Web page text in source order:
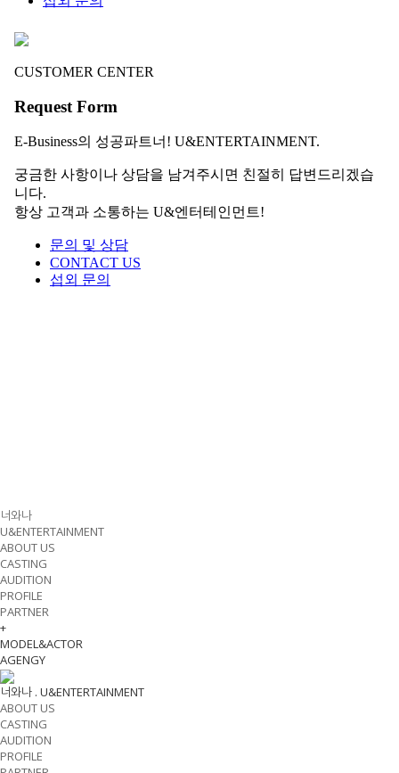
너와나
U&ENTERTAINMENT
ABOUT US
CASTING
AUDITION
PROFILE
PARTNER
+
MODEL&ACTOR
AGENGY
너와나 . U&ENTERTAINMENT
ABOUT US
CASTING
AUDITION
PROFILE